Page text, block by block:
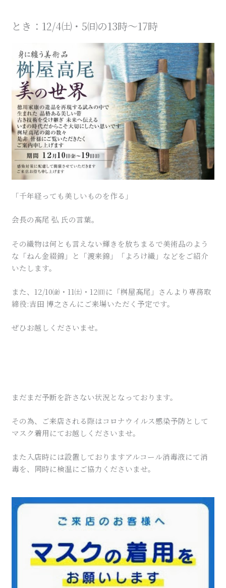
とき：12/4㈯・5㈰の13時～17時
「千年経っても美しいものを作る」
会長の髙尾 弘 氏の言葉。
その織物は何とも言えない輝きを放ちまるで美術品のよう
な「ねん金綴錦」と「渡来錦」「よろけ織」などをご紹介
いたします。
また、12/10㈮・11㈯・12㈰に「桝屋髙尾」さんより専務取
締役:吉田 博之さんにご来場いただく予定です。
ぜひお越しくださいませ。
まだまだ予断を許さない状況となっております。
その為、ご来店される際はコロナウイルス感染予防として
マスク着用にてお越しくださいませ。
また入店時には設置しておりますアルコール消毒液にて消
毒を、同時に検温にご協力くださいませ。